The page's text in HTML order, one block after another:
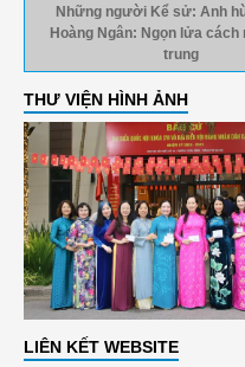
Những người Kể sử: Anh
Hoàng Ngân: Ngọn lửa cách
trung
THƯ VIỆN HÌNH ẢNH
LIÊN KẾT WEBSITE